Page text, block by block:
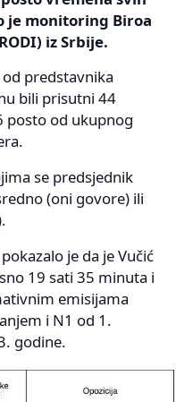
je monitoring Biroa
iz Srbije.
predstavnika
bili prisutni 44
posto od ukupnog
se predsjednik
(oni govore) ili
je da je Vučić
19 sati 35 minuta i
emisijama
i N1 od 1.
godine.